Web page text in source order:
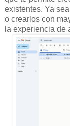
existentes. Ya
o crearlos con
la experiencia de